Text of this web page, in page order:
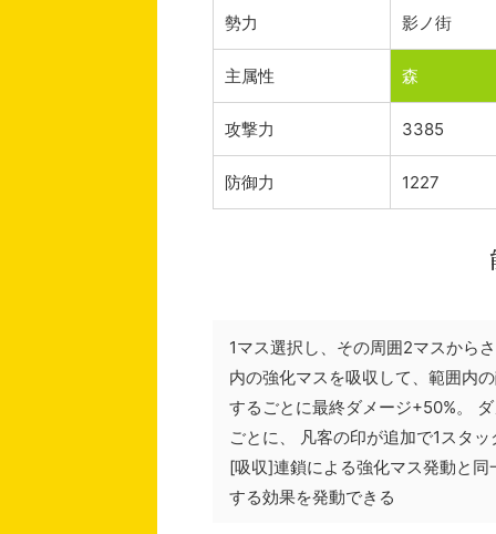
勢力 影ノ街
主属性 森
攻撃力 3385
防御力 1227
1マス選択し、その周囲2マスから
内の強化マスを吸収して、範囲内
するごとに最終ダメージ+50%。
ごとに、 凡客の印が追加で1スタ
[吸収]連鎖による強化マス発動と
する効果を発動できる